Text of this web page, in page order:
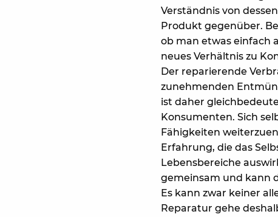
Verständnis von
Produkt gegenüber.
ob man etwas einfach
neues Verhältnis zu
Der reparierende
zunehmenden
ist daher
Konsumenten. Sich
Fähigkeiten
Erfahrung, die das
Lebensbereiche
gemeinsam und kann
Es kann zwar keiner
Reparatur gehe